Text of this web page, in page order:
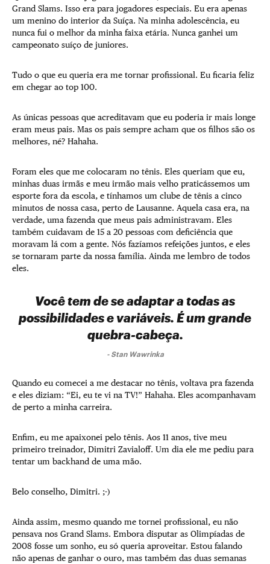
Grand Slams. Isso era para jogadores especiais. Eu era apenas
um menino do interior da Suíça. Na minha adolescência, eu
nunca fui o melhor da minha faixa etária. Nunca ganhei um
campeonato suíço de juniores.
Tudo o que eu queria era me tornar profissional. Eu ficaria feliz
em chegar ao top 100.
As únicas pessoas que acreditavam que eu poderia ir mais longe
eram meus pais. Mas os pais sempre acham que os filhos são os
melhores, né? Hahaha.
Foram eles que me colocaram no tênis. Eles queriam que eu,
minhas duas irmãs e meu irmão mais velho praticássemos um
esporte fora da escola, e tínhamos um clube de tênis a cinco
minutos de nossa casa, perto de Lausanne. Aquela casa era, na
verdade, uma fazenda que meus pais administravam. Eles
também cuidavam de 15 a 20 pessoas com deficiência que
moravam lá com a gente. Nós fazíamos refeições juntos, e eles
se tornaram parte da nossa família. Ainda me lembro de todos
eles.
Você tem de se adaptar a todas as
possibilidades e variáveis. É um grande
quebra-cabeça.
- Stan Wawrinka
Quando eu comecei a me destacar no tênis, voltava pra fazenda
e eles diziam: “Ei, eu te vi na TV!” Hahaha. Eles acompanhavam
de perto a minha carreira.
Enfim, eu me apaixonei pelo tênis. Aos 11 anos, tive meu
primeiro treinador, Dimitri Zavialoff. Um dia ele me pediu para
tentar um backhand de uma mão.
Belo conselho, Dimitri. ;-)
Ainda assim, mesmo quando me tornei profissional, eu não
pensava nos Grand Slams. Embora disputar as Olimpíadas de
2008 fosse um sonho, eu só queria aproveitar. Estou falando
não apenas de ganhar o ouro, mas também das duas semanas